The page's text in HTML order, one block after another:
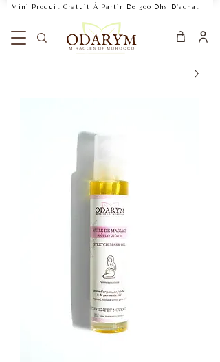
Mini Produit Gratuit À Partir De 300 Dhs D'achat